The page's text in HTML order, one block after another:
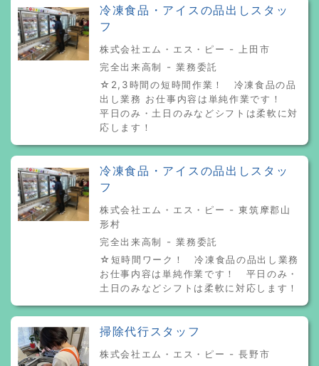
冷凍食品・アイスの品出しスタッ
フ
株式会社エム・エス・ピー - 上田市
完全出来高制 - 業務委託
☆2,3時間の短時間作業！ 冷凍食品の品
出し業務 お仕事内容は単純作業です！
平日のみ・土日のみなどシフトは柔軟に対
応します！
冷凍食品・アイスの品出しスタッ
フ
株式会社エム・エス・ピー - 東筑摩郡山
形村
完全出来高制 - 業務委託
☆短時間ワーク！ 冷凍食品の品出し業務
お仕事内容は単純作業です！ 平日のみ・
土日のみなどシフトは柔軟に対応します！
掃除代行スタッフ
株式会社エム・エス・ピー - 長野市